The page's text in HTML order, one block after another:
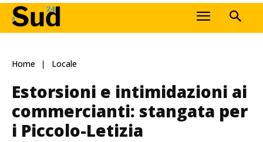
Home Locale
Estorsioni e intimidazioni ai
commercianti: stangata per
i Piccolo-Letizia